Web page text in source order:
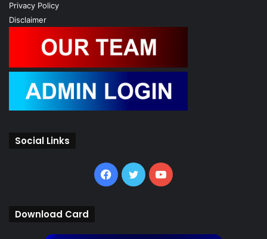
Privacy Policy
Disclaimer
Social Links
Facebook
TwitterYouTube
Download Card